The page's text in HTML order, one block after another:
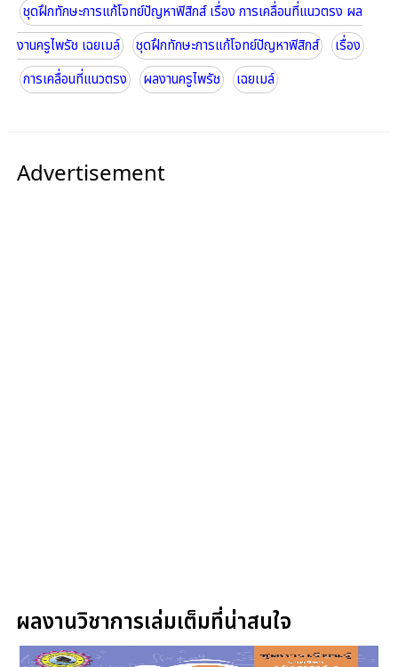
ชุดฝึกทักษะการแก้โจทย์ปัญหาฟิสิกส์ เรื่อง การเคลื่อนที่แนวตรง ผล
งานครูไพรัช เฉยเมล์
ชุดฝึกทักษะการแก้โจทย์ปัญหาฟิสิกส์
เรื่อง
การเคลื่อนที่แนวตรง
ผลงานครูไพรัช เฉยเมล์
Advertisement
ผลงานวิชาการเล่มเต็มที่น่าสนใจ